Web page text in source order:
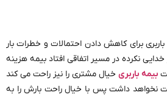
برای کاهش دادن احتمالات و خطرات بار
نکرده در مسیر اتفاقی افتاد بیمه هزینه
بیمه باربری خیال مشتری را نیز راحت می کند
نخواهد داشت پس با خیال راحت بارش را به